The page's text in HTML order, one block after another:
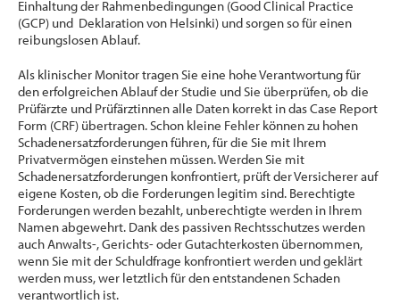
Einhaltung der Rahmenbedingungen (Good Clinical Practice
(GCP) und Deklaration von Helsinki) und sorgen so für einen
reibungslosen Ablauf.
Als klinischer Monitor tragen Sie eine hohe Verantwortung für
den erfolgreichen Ablauf der Studie und Sie überprüfen, ob die
Prüfärzte und Prüfärztinnen alle Daten korrekt in das Case Report
Form (CRF) übertragen. Schon kleine Fehler können zu hohen
Schadenersatzforderungen führen, für die Sie mit Ihrem
Privatvermögen einstehen müssen. Werden Sie mit
Schadenersatzforderungen konfrontiert, prüft der Versicherer auf
eigene Kosten, ob die Forderungen legitim sind. Berechtigte
Forderungen werden bezahlt, unberechtigte werden in Ihrem
Namen abgewehrt. Dank des passiven Rechtsschutzes werden
auch Anwalts-, Gerichts- oder Gutachterkosten übernommen,
wenn Sie mit der Schuldfrage konfrontiert werden und geklärt
werden muss, wer letztlich für den entstandenen Schaden
verantwortlich ist.